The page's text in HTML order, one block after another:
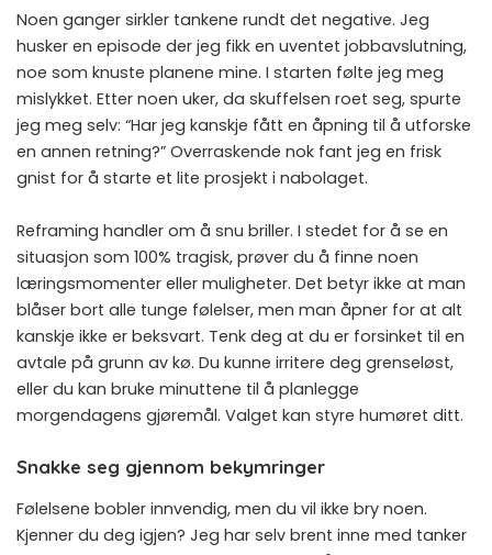
Noen ganger sirkler tankene rundt det negative. Jeg
husker en episode der jeg fikk en uventet jobbavslutning,
noe som knuste planene mine. I starten følte jeg meg
mislykket. Etter noen uker, da skuffelsen roet seg, spurte
jeg meg selv: “Har jeg kanskje fått en åpning til å utforske
en annen retning?” Overraskende nok fant jeg en frisk
gnist for å starte et lite prosjekt i nabolaget.
Reframing handler om å snu briller. I stedet for å se en
situasjon som 100% tragisk, prøver du å finne noen
læringsmomenter eller muligheter. Det betyr ikke at man
blåser bort alle tunge følelser, men man åpner for at alt
kanskje ikke er beksvart. Tenk deg at du er forsinket til en
avtale på grunn av kø. Du kunne irritere deg grenseløst,
eller du kan bruke minuttene til å planlegge
morgendagens gjøremål. Valget kan styre humøret ditt.
Snakke seg gjennom bekymringer
Følelsene bobler innvendig, men du vil ikke bry noen.
Kjenner du deg igjen? Jeg har selv brent inne med tanker